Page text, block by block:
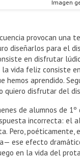
Imagen
provocan una
diseñarlos para el
en disfrutar
vida feliz consiste
aprendido.
quiero disfrutar del
de alumnos de
incorrecta: el
Pero, poéticamente,
ese efecto
en la vida del